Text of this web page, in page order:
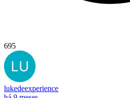
695
lukedeexperience